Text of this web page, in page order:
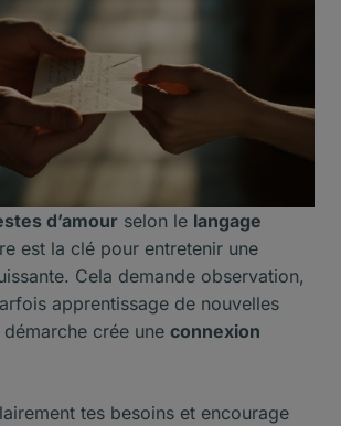
d’amour selon le langage
est la clé pour entretenir une
Cela demande observation,
apprentissage de nouvelles
crée une connexion
tes besoins et encourage